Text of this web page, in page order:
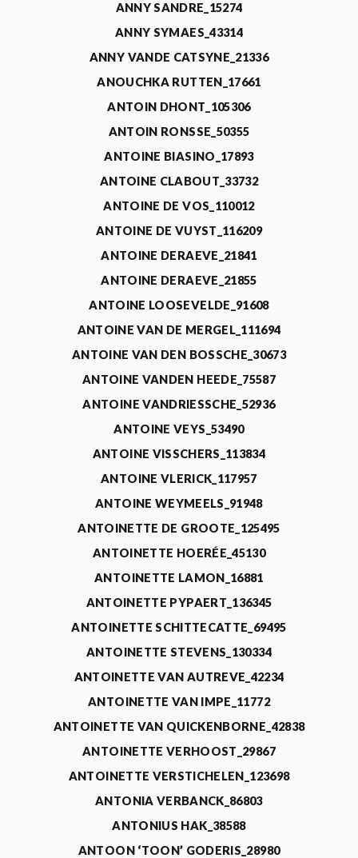
ANNY SANDRE_15274
ANNY SYMAES_43314
ANNY VANDE CATSYNE_21336
ANOUCHKA RUTTEN_17661
ANTOIN DHONT_105306
ANTOIN RONSSE_50355
ANTOINE BIASINO_17893
ANTOINE CLABOUT_33732
ANTOINE DE VOS_110012
ANTOINE DE VUYST_116209
ANTOINE DERAEVE_21841
ANTOINE DERAEVE_21855
ANTOINE LOOSEVELDE_91608
ANTOINE VAN DE MERGEL_111694
ANTOINE VAN DEN BOSSCHE_30673
ANTOINE VANDEN HEEDE_75587
ANTOINE VANDRIESSCHE_52936
ANTOINE VEYS_53490
ANTOINE VISSCHERS_113834
ANTOINE VLERICK_117957
ANTOINE WEYMEELS_91948
ANTOINETTE DE GROOTE_125495
ANTOINETTE HOERÉE_45130
ANTOINETTE LAMON_16881
ANTOINETTE PYPAERT_136345
ANTOINETTE SCHITTECATTE_69495
ANTOINETTE STEVENS_130334
ANTOINETTE VAN AUTREVE_42234
ANTOINETTE VAN IMPE_11772
ANTOINETTE VAN QUICKENBORNE_42838
ANTOINETTE VERHOOST_29867
ANTOINETTE VERSTICHELEN_123698
ANTONIA VERBANCK_86803
ANTONIUS HAK_38588
ANTOON ‘TOON’ GODERIS_28980